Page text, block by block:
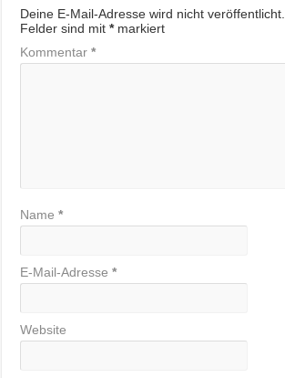
Deine E-Mail-Adresse wird nicht veröffentlicht.
Felder sind mit*markiert
Kommentar*
Name*
E-Mail-Adresse*
Website